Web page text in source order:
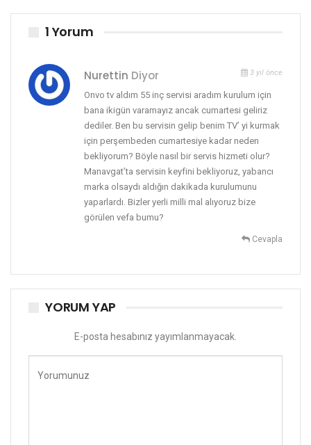
1 Yorum
Nurettin Diyor 3 yıl önce
Onvo tv aldım 55 inç servisi aradım kurulum için
bana ikigün varamayız ancak cumartesi geliriz
dediler. Ben bu servisin gelip benim TV’ yi kurmak
için perşembeden cumartesiye kadar neden
bekliyorum? Böyle nasıl bir servis hizmeti olur?
Manavgat’ta servisin keyfini bekliyoruz, yabancı
marka olsaydı aldığın dakikada kurulumunu
yaparlardı. Bizler yerli milli mal alıyoruz bize
görülen vefa bumu?
Cevapla
YORUM YAP
E-posta hesabınız yayımlanmayacak.